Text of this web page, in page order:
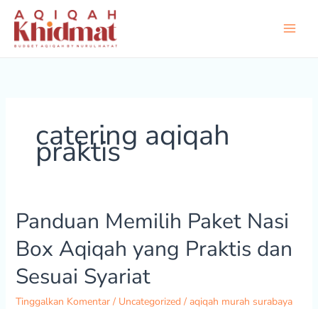
Lewati
konten
catering aqiqah
praktis
Panduan Memilih Paket Nasi
Box Aqiqah yang Praktis dan
Sesuai Syariat
Tinggalkan Komentar / Uncategorized / aqiqah murah surabaya
Panduan
Memilih
Paket
Box
Aqiqah